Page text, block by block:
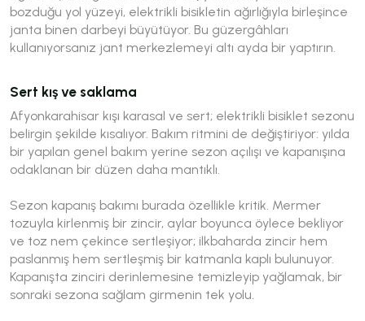
bozduğu yol yüzeyi, elektrikli bisikletin ağırlığıyla birleşince
janta binen darbeyi büyütüyor. Bu güzergâhları
kullanıyorsanız jant merkezlemeyi altı ayda bir yaptırın.
Sert kış ve saklama
Afyonkarahisar kışı karasal ve sert; elektrikli bisiklet sezonu
belirgin şekilde kısalıyor. Bakım ritmini de değiştiriyor: yılda
bir yapılan genel bakım yerine sezon açılışı ve kapanışına
odaklanan bir düzen daha mantıklı.
Sezon kapanış bakımı burada özellikle kritik. Mermer
tozuyla kirlenmiş bir zincir, aylar boyunca öylece bekliyor
ve toz nem çekince sertleşiyor; ilkbaharda zincir hem
paslanmış hem sertleşmiş bir katmanla kaplı bulunuyor.
Kapanışta zinciri derinlemesine temizleyip yağlamak, bir
sonraki sezona sağlam girmenin tek yolu.